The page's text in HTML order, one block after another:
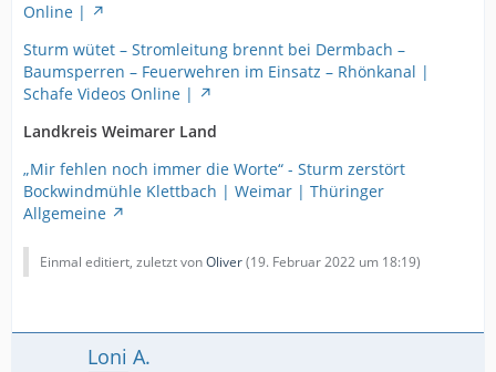
Online |
Sturm wütet – Stromleitung brennt bei Dermbach –
Baumsperren – Feuerwehren im Einsatz – Rhönkanal |
Schafe Videos Online |
Landkreis Weimarer Land
„Mir fehlen noch immer die Worte“ - Sturm zerstört
Bockwindmühle Klettbach | Weimar | Thüringer
Allgemeine
Einmal editiert, zuletzt vonOliver(19. Februar 2022 um 18:19)
Loni A.